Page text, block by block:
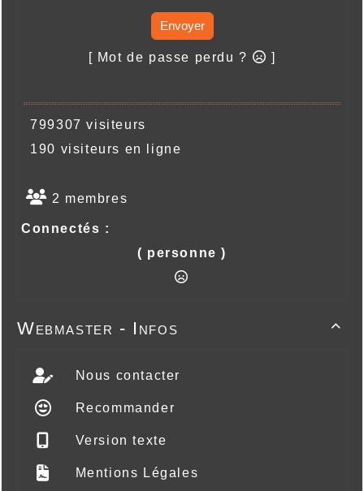
Envoyer
[ Mot de passe perdu ? ]
799307 visiteurs
190 visiteurs en ligne
2 membres
Connectés :
( personne )

Webmaster - Infos
Nous contacter
Recommander
Version texte
Mentions Légales